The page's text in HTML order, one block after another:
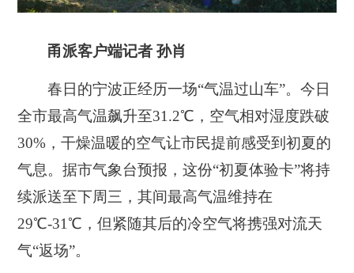
甬派客户端记者 孙肖
春日的宁波正经历一场“气温过山车”。今日
全市最高气温飙升至31.2℃，空气相对湿度跌破
30%，干燥温暖的空气让市民提前感受到初夏的
气息。据市气象台预报，这份“初夏体验卡”将持
续派送至下周三，其间最高气温维持在
29℃-31℃，但紧随其后的冷空气将携强对流天
气“返场”。